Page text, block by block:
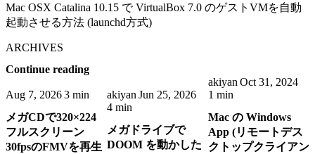
Mac OSX Catalina 10.15 で VirtualBox 7.0 のゲストVMを自動
起動させる方法 (launchd方式)
ARCHIVES
Continue reading
Aug 7, 20263 min
メガCDで320×224
フルスクリーン
30fpsのFMVを再生
akiyan Jun 25, 2026
4 min
メガドライブで
DOOM を動かした
akiyan Oct 31, 2024
1 min
Mac の Windows
App (リモートデス
クトップクライアン